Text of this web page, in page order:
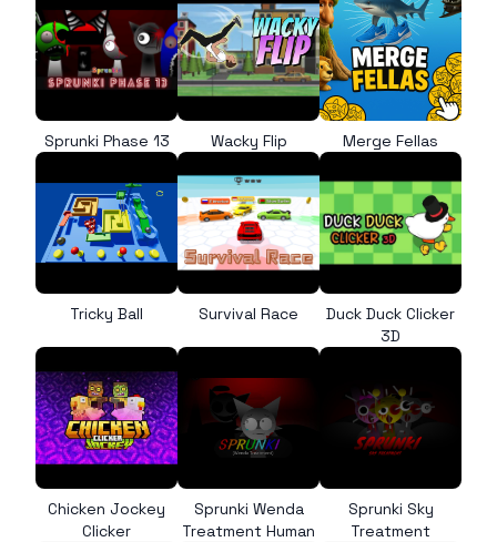
Sprunki Phase 13 Wacky Flip Merge Fellas
Tricky Ball Survival Race
Duck Duck Clicker
3D
Chicken Jockey
Clicker
Sprunki Wenda
Treatment Human
Sprunki Sky
Treatment